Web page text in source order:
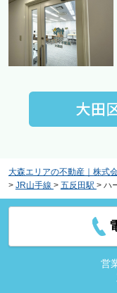
大森エリアの不動産｜株式
> JR山手線 > 五反田駅 > ハ
営